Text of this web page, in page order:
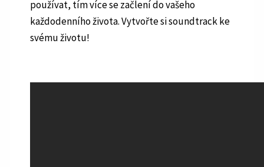
používat, tím více se začlení do vašeho
každodenního života. Vytvořte si soundtrack ke
svému životu!